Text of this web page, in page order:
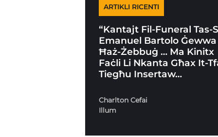
ARTIKLI RICENTI
“Kantajt Fil-Funeral Tas-
Emanuel Bartolo Ġewwa
Ħaż-Żebbuġ … Ma Kinitx
Faċli Li Nkanta Għax It-
Tiegħu Insertaw…
Charlton Cefai
Illum